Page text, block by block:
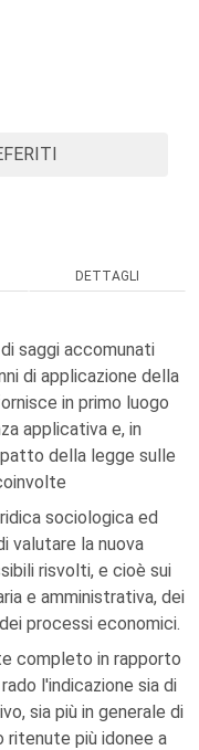
DETTAGLI
saggi accomunati
di applicazione della
in primo luogo
applicativa e, in
della legge sulle
sociologica ed
valutare la nuova
risvolti, e cioè sui
e amministrativa, dei
processi economici.
completo in rapporto
l'indicazione sia di
sia più in generale di
più idonee a